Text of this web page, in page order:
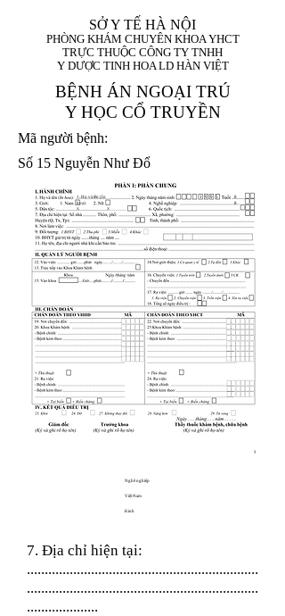
SỞ Y TẾ HÀ NỘI
PHÒNG KHÁM CHUYÊN KHOA YHCT
TRỰC THUỘC CÔNG TY TNHH
Y DƯỢC TINH HOA LD HÀN VIỆT
BỆNH ÁN NGOẠI TRÚ
Y HỌC CỔ TRUYỀN
Mã người bệnh:
Số 15 Nguyễn Như Đổ
1. Họ và tên (In
hoa):
1 9 9 5
8
8
X
X
Nghề nghiệp
Việt Nam
Kinh
7. Địa chỉ hiện tại:
.................................................................
.................................................................
....................